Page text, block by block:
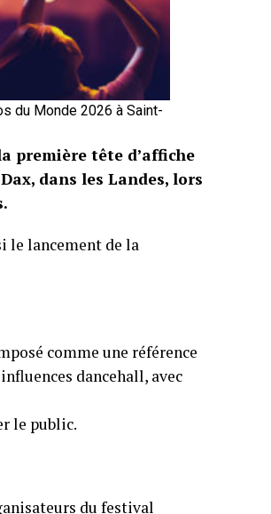
du Monde 2026 à Saint-
première tête d’affiche
dans les Landes, lors
le lancement de la
comme une référence
dancehall, avec
le public.
du festival